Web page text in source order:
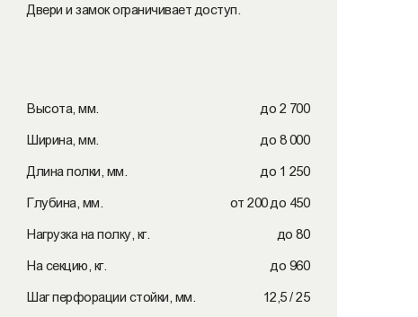
Двери и замок ограничивает доступ.
Высота, мм. до 2 700
Ширина, мм. до 8 000
Длина полки, мм. до 1 250
Глубина, мм. от 200 до 450
Нагрузка на полку, кг. до 80
На секцию, кг. до 960
Шаг перфорации стойки, мм. 12,5 / 25